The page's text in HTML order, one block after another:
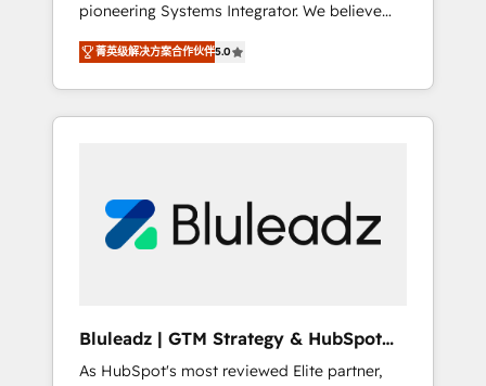
supported 1,400+ clients across a wide range
of industries, including healthcare, software,
B2B services, manufacturing, financial
services and more. Whether clients are new
to HubSpot or expanding into more
long-term value and a consistently strong
client experience.
pioneering Systems Integrator. We believe
technology should serve business strategy,
not the other way around. Every engagement
begins with clear objectives, customer
journey mapping, and measurable KPIs. Only
Connectors, workflows, and data
architectures that make HubSpot the
HubSpot beyond standard configurations. -
AI-FIRST- AI across customer-facing
菁英级解决方案合作伙伴5.0
Bluleadz | GTM Strategy & HubSpot
Implementation
As HubSpot's most reviewed Elite partner,